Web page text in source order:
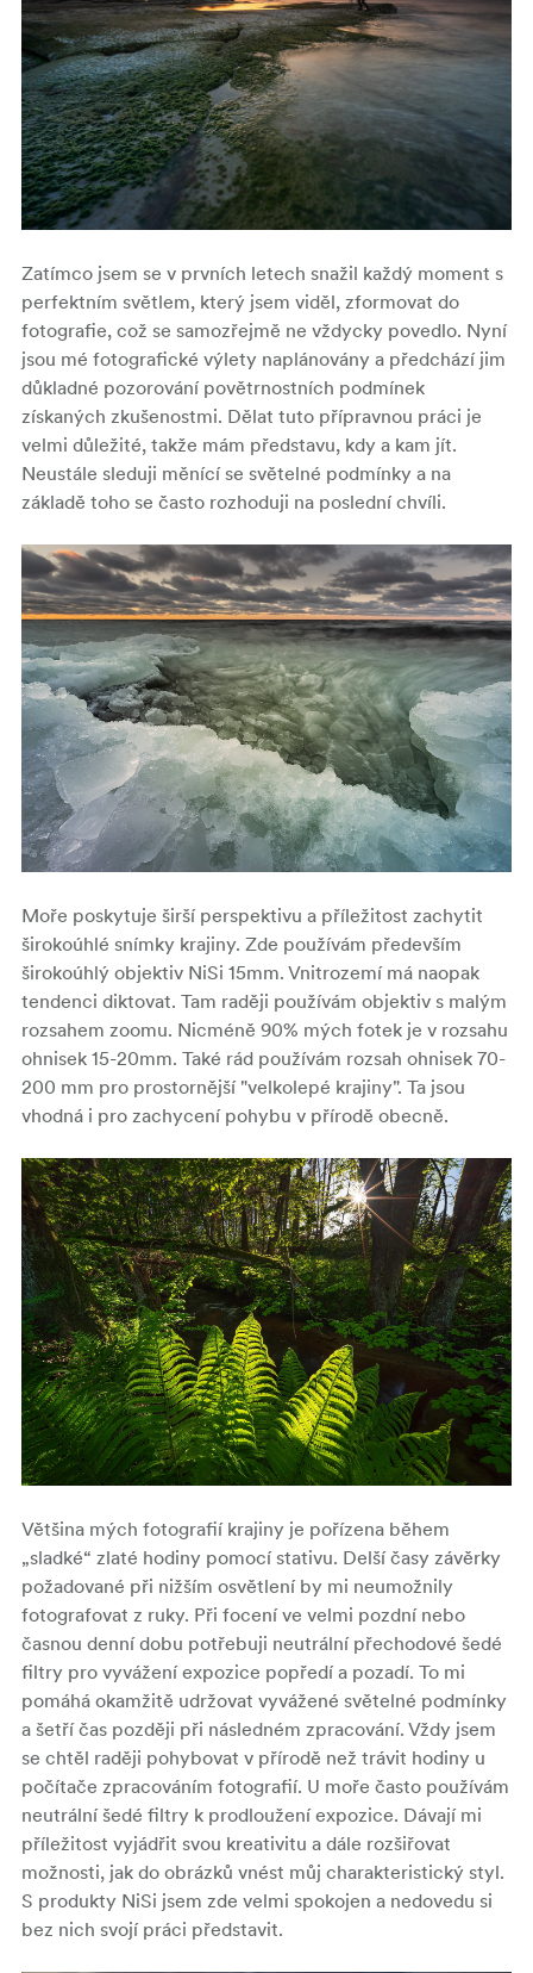
Zatímco jsem se v prvních letech snažil každý moment s
perfektním světlem, který jsem viděl, zformovat do
fotografie, což se samozřejmě ne vždycky povedlo. Nyní
jsou mé fotografické výlety naplánovány a předchází jim
důkladné pozorování povětrnostních podmínek
získaných zkušenostmi. Dělat tuto přípravnou práci je
velmi důležité, takže mám představu, kdy a kam jít.
Neustále sleduji měnící se světelné podmínky a na
základě toho se často rozhoduji na poslední chvíli.
Moře poskytuje širší perspektivu a příležitost zachytit
širokoúhlé snímky krajiny. Zde používám především
širokoúhlý objektiv NiSi 15mm. Vnitrozemí má naopak
tendenci diktovat. Tam raději používám objektiv s malým
rozsahem zoomu. Nicméně 90% mých fotek je v rozsahu
ohnisek 15-20mm. Také rád používám rozsah ohnisek 70-
200 mm pro prostornější "velkolepé krajiny". Ta jsou
vhodná i pro zachycení pohybu v přírodě obecně.
Většina mých fotografií krajiny je pořízena během
„sladké“ zlaté hodiny pomocí stativu. Delší časy závěrky
požadované při nižším osvětlení by mi neumožnily
fotografovat z ruky. Při focení ve velmi pozdní nebo
časnou denní dobu potřebuji neutrální přechodové šedé
filtry pro vyvážení expozice popředí a pozadí. To mi
pomáhá okamžitě udržovat vyvážené světelné podmínky
a šetří čas později při následném zpracování. Vždy jsem
se chtěl raději pohybovat v přírodě než trávit hodiny u
počítače zpracováním fotografií. U moře často používám
neutrální šedé filtry k prodloužení expozice. Dávají mi
příležitost vyjádřit svou kreativitu a dále rozšiřovat
možnosti, jak do obrázků vnést můj charakteristický styl.
S produkty NiSi jsem zde velmi spokojen a nedovedu si
bez nich svojí práci představit.